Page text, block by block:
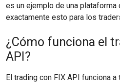
es un ejemplo de una plataforma
exactamente esto para los
¿Cómo funciona el
API?
El trading con FIX API funciona